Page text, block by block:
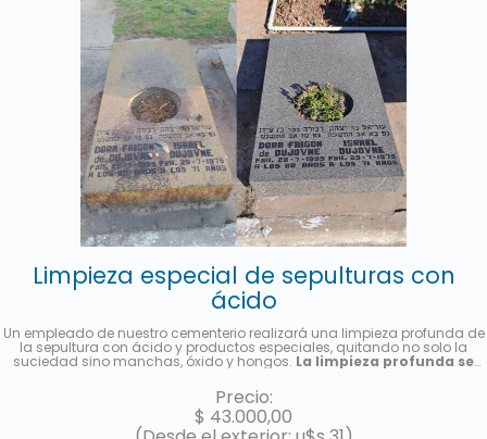
Limpieza especial de sepulturas con
ácido
Un empleado de nuestro cementerio realizará una limpieza profunda de
la sepultura con ácido y productos especiales, quitando no solo la
suciedad sino manchas, óxido y hongos. La limpieza profunda se
una foto una vez finalizado el servicio.
Precio:
$ 43.000,00